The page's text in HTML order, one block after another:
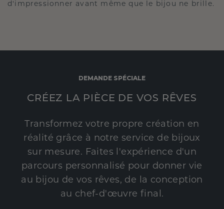
d'impressionner avant même que le bijou ne brille.
DEMANDE SPÉCIALE
CRÉEZ LA PIÈCE DE VOS RÊVES
Transformez votre propre création en
réalité grâce à notre service de bijoux
sur mesure. Faites l'expérience d'un
parcours personnalisé pour donner vie
au bijou de vos rêves, de la conception
au chef-d'œuvre final.